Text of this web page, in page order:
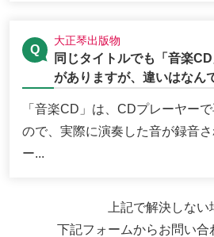
大正琴出版物
同じタイトルでも「音楽
がありますが、違いはなん
「音楽CD」は、CDプレーヤー
ので、実際に演奏した音が録音
ー...
上記で解決しない
下記フォームからお問い合